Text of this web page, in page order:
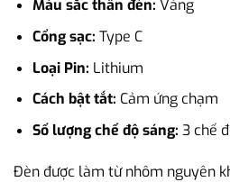
Màu sắc thân đèn: Vàng
Cổng sạc: Type C
Loại Pin: Lithium
Cách bật tắt: Cảm ứng chạm
Số lượng chế độ sáng: 3 chế
Đèn được làm từ nhôm nguyên